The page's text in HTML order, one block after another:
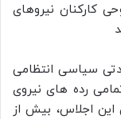
کارکنان نیروهای
سیاسی انتظامی
رده های نیروی
این اجلاس، بیش از